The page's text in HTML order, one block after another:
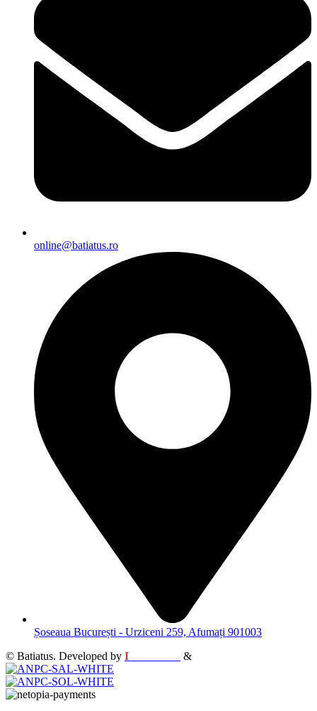
online@batiatus.ro
Șoseaua București - Urziceni 259, Afumați 901003
© Batiatus. Developed by I &